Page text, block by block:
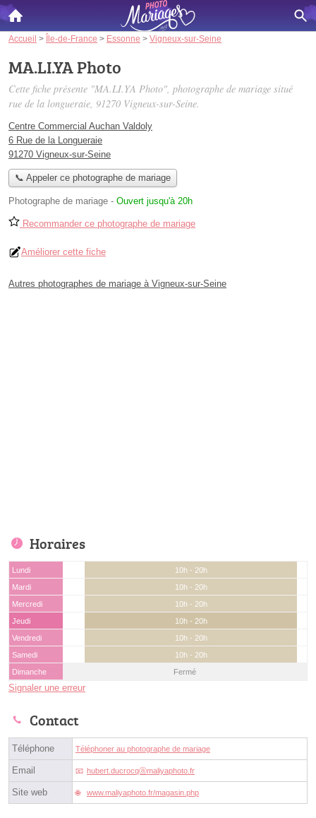
Accueil > Île-de-France > Essonne > Vigneux-sur-Seine
MA.LI.YA Photo
Cette fiche présente "MA.LI.YA Photo", photographe de mariage situé
rue de la longueraie, 91270 Vigneux-sur-Seine.
Centre Commercial Auchan Valdoly
6 Rue de la Longueraie
91270 Vigneux-sur-Seine
📞 Appeler ce photographe de mariage
Photographe de mariage - Ouvert jusqu'à 20h
Recommander ce photographe de mariage
Améliorer cette fiche
Autres photographes de mariage à Vigneux-sur-Seine
Horaires
Lundi
10h - 20h
Mardi
10h - 20h
Mercredi
10h - 20h
Jeudi
10h - 20h
Vendredi
10h - 20h
Samedi
10h - 20h
Dimanche
Fermé
Signaler une erreur
Contact
Téléphone Téléphoner au photographe de mariage
Email hubert.ducrocqⓐmaliyaphoto.fr
Site web www.maliyaphoto.fr/magasin.php